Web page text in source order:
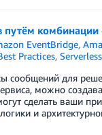
путём
EventBridge,
Practices, Serverless
сообщений для
можно
сделать ваши
и